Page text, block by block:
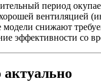
период
вентиляцией
модели снижают
эффективности со
актуально